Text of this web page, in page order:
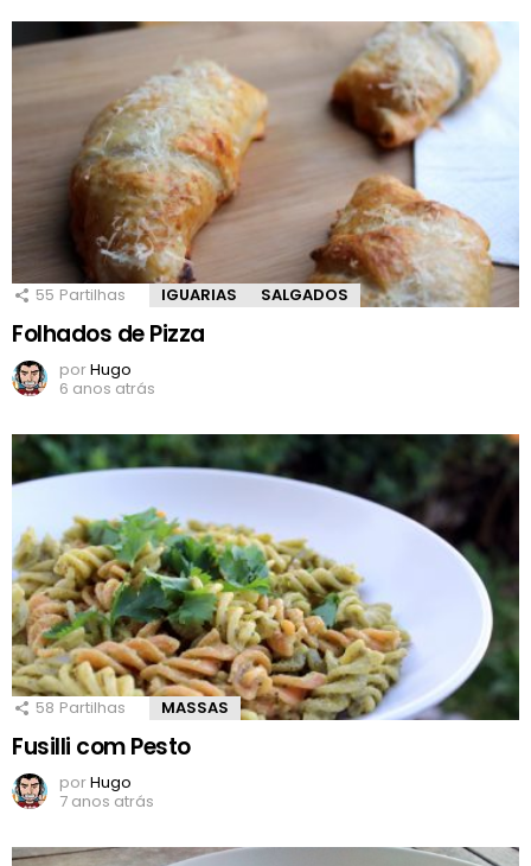
55 Partilhas IGUARIAS SALGADOS
Folhados de Pizza
porHugo
6 anos atrás
58 Partilhas MASSAS
Fusilli com Pesto
porHugo
7 anos atrás